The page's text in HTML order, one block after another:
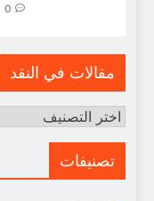
0
مقالات في النقد
مقالات
النقد
تصنيفات